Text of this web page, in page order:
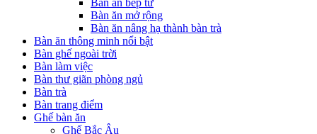
Bàn ăn bếp từ
Bàn ăn mở rộng
Bàn ăn nâng hạ thành bàn trà
Bàn ăn thông minh nổi bật
Bàn ghế ngoài trời
Bàn làm việc
Bàn thư giãn phòng ngủ
Bàn trà
Bàn trang điểm
Ghế bàn ăn
Ghế Bắc Âu